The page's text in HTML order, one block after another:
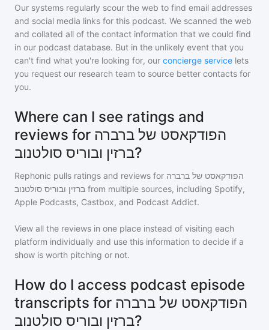
Our systems regularly scour the web to find email addresses
and social media links for this podcast. We scanned the web
and collated all of the contact information that we could find
in our podcast database. But in the unlikely event that you
can't find what you're looking for, our concierge service lets
you request our research team to source better contacts for
you.
Where can I see ratings and
reviews for הפודקאסט של ברברה
ברזין ובוריס סולטנוב?
Rephonic pulls ratings and reviews for הפודקאסט של ברברה
ברזין ובוריס סולטנוב from multiple sources, including Spotify,
Apple Podcasts, Castbox, and Podcast Addict.
View all the reviews in one place instead of visiting each
platform individually and use this information to decide if a
show is worth pitching or not.
How do I access podcast episode
transcripts for הפודקאסט של ברברה
ברזין ובוריס סולטנוב?